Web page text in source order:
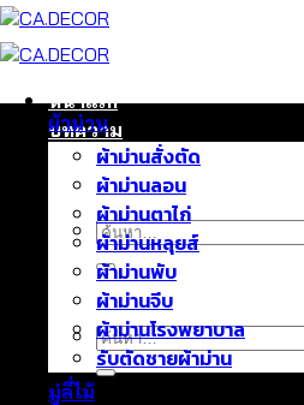
ข้าม
ยัง
หน้าแรก
บทความ
ติดต่อเรา
เกี่ยวกับเรา
ค้นหา:
ค้นหา:
ผ้าม่าน
ผ้าม่านสั่งตัด
ผ้าม่านลอน
ผ้าม่านตาไก่
ผ้าม่านหลุยส์
ผ้าม่านพับ
ผ้าม่านจีบ
ผ้าม่านโรงพยาบาล
รับตัดชายผ้าม่าน
มู่ลี่ไม้